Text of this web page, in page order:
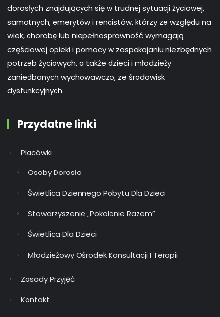
dorosłych znajdujących się w trudnej sytuacji życiowej,
samotnych, emerytów i rencistów, którzy ze względu na
wiek, chorobę lub niepełnosprawność wymagają
częściowej opieki i pomocy w zaspokajaniu niezbędnych
potrzeb życiowych, a także dzieci i młodzieży
zaniedbanych wychowawczo, ze środowisk
dysfunkcyjnych.
Przydatne linki
Placówki
Osoby Dorosłe
Świetlica Dziennego Pobytu Dla Dzieci
Stowarzyszenie „Pokolenie Razem”
Świetlica Dla Dzieci
Młodzieżowy Ośrodek Konsultacji I Terapii
Zasady Przyjęć
Kontakt